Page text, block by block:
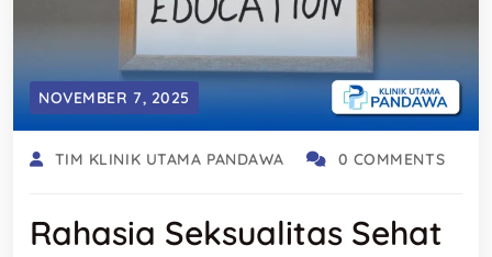
NOVEMBER 7, 2025
TIM KLINIK UTAMA PANDAWA 0 COMMENTS
Rahasia Seksualitas Sehat